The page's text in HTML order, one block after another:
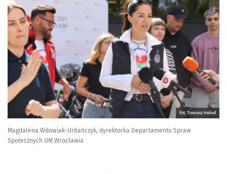
fot. Tomasz Hołod
Magdalena Wdowiak-Urbańczyk, dyrektorka Departamentu Spraw
Społecznych UM Wrocławia